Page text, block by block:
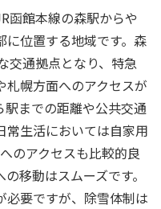
函館本線の森駅からや
位置する地域です。森
交通拠点となり、特急
幌方面へのアクセスが
までの距離や公共交通
常生活においては自家用
のアクセスも比較的良
移動はスムーズです。
必要ですが、除雪体制は